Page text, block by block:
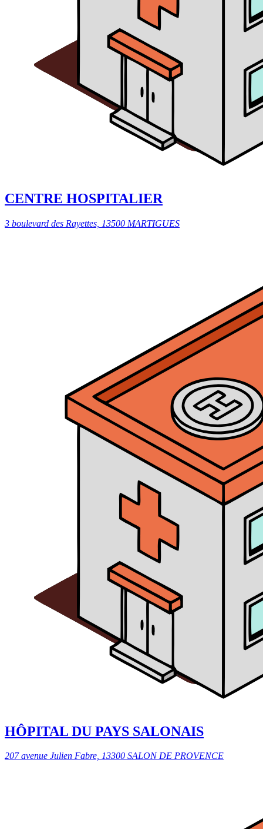
CENTRE HOSPITALIER
3 boulevard des Rayettes, 13500 MARTIGUES
HÔPITAL DU PAYS SALONAIS
207 avenue Julien Fabre, 13300 SALON DE PROVENCE